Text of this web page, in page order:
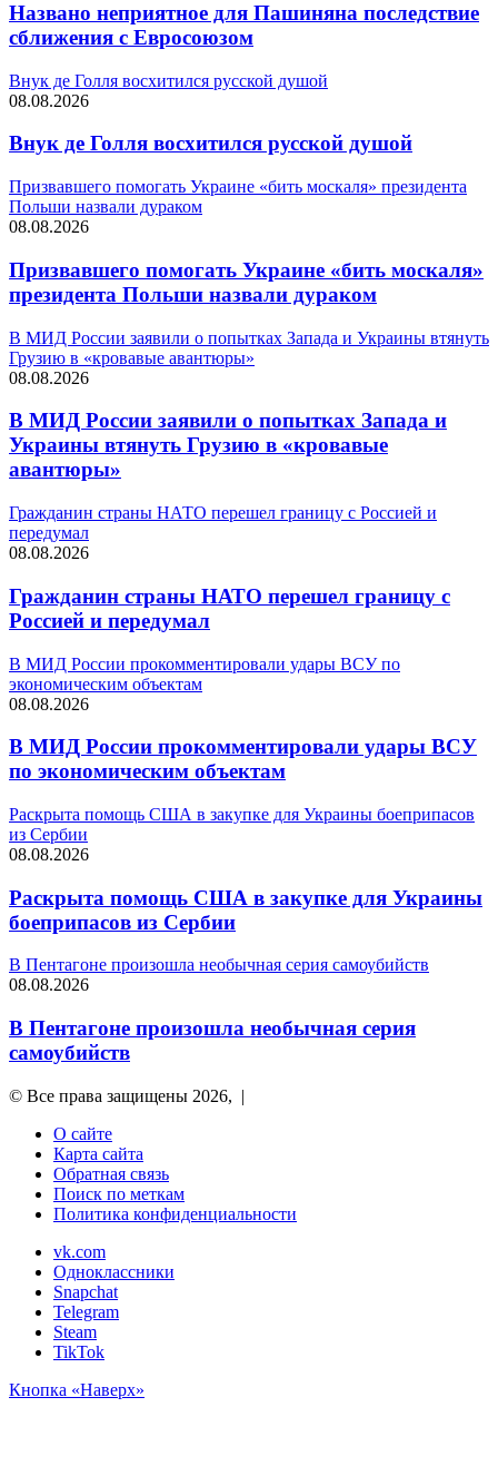
Названо неприятное для Пашиняна последствие
сближения с Евросоюзом
Внук де Голля восхитился русской душой
08.08.2026
Внук де Голля восхитился русской душой
Призвавшего помогать Украине «бить москаля» президента
Польши назвали дураком
08.08.2026
Призвавшего помогать Украине «бить москаля»
президента Польши назвали дураком
В МИД России заявили о попытках Запада и Украины втянуть
Грузию в «кровавые авантюры»
08.08.2026
В МИД России заявили о попытках Запада и
Украины втянуть Грузию в «кровавые
авантюры»
Гражданин страны НАТО перешел границу с Россией и
передумал
08.08.2026
Гражданин страны НАТО перешел границу с
Россией и передумал
В МИД России прокомментировали удары ВСУ по
экономическим объектам
08.08.2026
В МИД России прокомментировали удары ВСУ
по экономическим объектам
Раскрыта помощь США в закупке для Украины боеприпасов
из Сербии
08.08.2026
Раскрыта помощь США в закупке для Украины
боеприпасов из Сербии
В Пентагоне произошла необычная серия самоубийств
08.08.2026
В Пентагоне произошла необычная серия
самоубийств
© Все права защищены 2026, |
О сайте
Карта сайта
Обратная связь
Поиск по меткам
Политика конфиденциальности
vk.com
Одноклассники
Snapchat
Telegram
Steam
TikTok
Кнопка «Наверх»